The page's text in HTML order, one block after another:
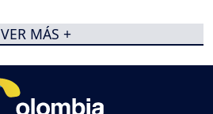
VER MÁS +